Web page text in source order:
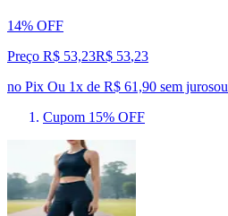
14% OFF
Preço R$ 53,23R$ 53,23
no Pix Ou 1x de R$ 61,90 sem jurosou
Cupom 15% OFF